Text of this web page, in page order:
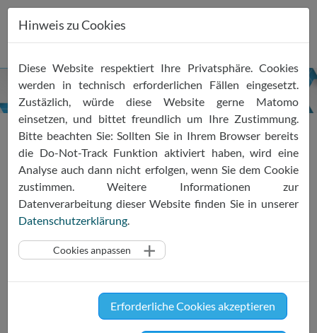
Inhalt
springen
Suchformular
Suchen nach:
Hinweis zu Cookies
Diese Website respektiert Ihre Privatsphäre. Cookies
werden in technisch erforderlichen Fällen eingesetzt.
Zustäzlich, würde diese Website gerne Matomo
einsetzen, und bittet freundlich um Ihre Zustimmung.
Bitte beachten Sie: Sollten Sie in Ihrem Browser bereits
die Do-Not-Track Funktion aktiviert haben, wird eine
Analyse auch dann nicht erfolgen, wenn Sie dem Cookie
zustimmen. Weitere Informationen zur
Datenverarbeitung dieser Website finden Sie in unserer
Datenschutzerklärung.
Cookies anpassen
Erforderliche Cookies akzeptieren